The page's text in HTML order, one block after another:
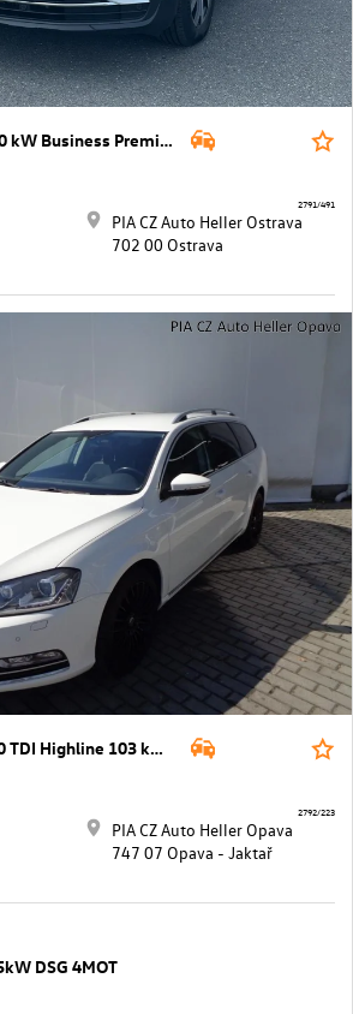
VW Tiguan 2,0 TDI 110 kW Business Premium DSG
PIA CZ Auto Heller Ostrava
702 00 Ostrava
2791/491
VW Passat Variant 2.0 TDI Highline 103 kW M6F
PIA CZ Auto Heller Opava
747 07 Opava - Jaktař
2792/223
DSG 4MOT